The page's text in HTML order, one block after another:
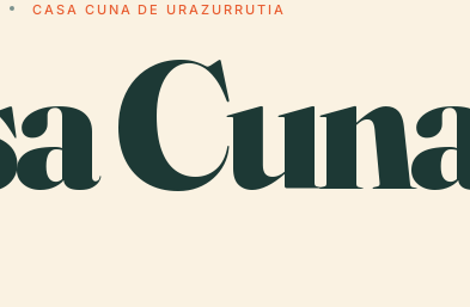
CASA CUNA DE URAZURRUTIA